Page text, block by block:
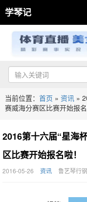
学琴记
当前位置： 首页 » 资讯 »
赛威海分赛区比赛开始报名
2016第十六届“星海
区比赛开始报名啦！
2016-05-26 资讯 鲁艺琴行